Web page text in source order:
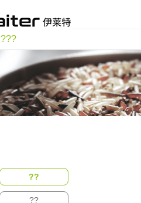
???
??
??